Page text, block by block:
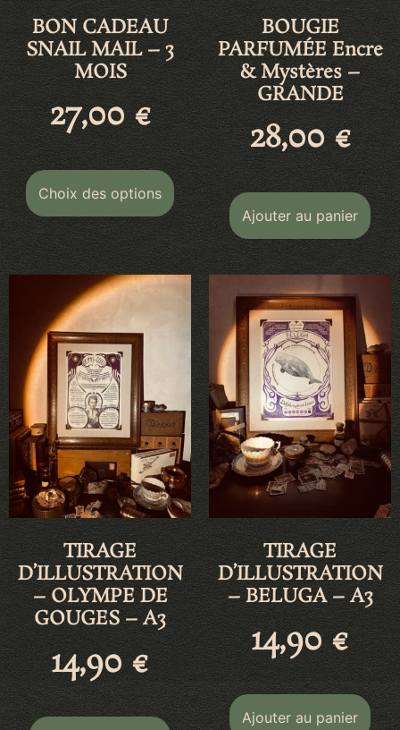
BON CADEAU
SNAIL MAIL – 3
MOIS
27,00€
Choix des options
BOUGIE
PARFUMÉE Encre
& Mystères –
GRANDE
28,00€
Ajouter au panier
TIRAGE
D’ILLUSTRATION
– OLYMPE DE
GOUGES – A3
14,90€
TIRAGE
D’ILLUSTRATION
– BELUGA – A3
14,90€
Ajouter au panier